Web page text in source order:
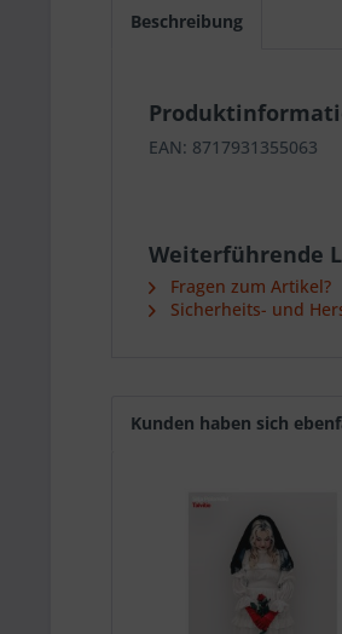
Beschreibung
EAN: 8717931355063
Weiterführende
Fragen zum Artikel?
Sicherheits- und
Kunden haben sich